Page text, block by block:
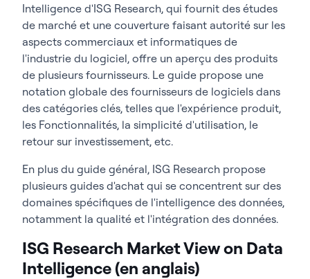
Intelligence d'ISG Research, qui fournit des études
de marché et une couverture faisant autorité sur les
aspects commerciaux et informatiques de
l'industrie du logiciel, offre un aperçu des produits
de plusieurs fournisseurs. Le guide propose une
notation globale des fournisseurs de logiciels dans
des catégories clés, telles que l'expérience produit,
les Fonctionnalités, la simplicité d'utilisation, le
retour sur investissement, etc.
En plus du guide général, ISG Research propose
plusieurs guides d'achat qui se concentrent sur des
domaines spécifiques de l'intelligence des données,
notamment la qualité et l'intégration des données.
ISG Research Market View on Data
Intelligence (en anglais)